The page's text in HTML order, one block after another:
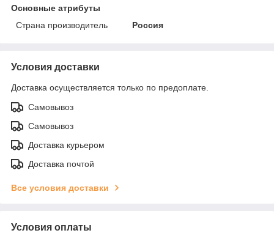
Основные атрибуты
Страна производитель
Россия
Условия доставки
Доставка осуществляется только по предоплате.
Самовывоз
Самовывоз
Доставка курьером
Доставка почтой
Все условия доставки
Условия оплаты